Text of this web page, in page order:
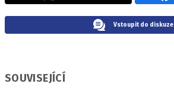
Vstoupit do diskuze
SOUVISEJÍCÍ